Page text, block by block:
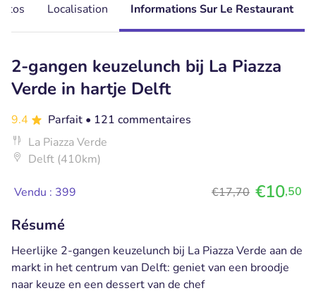
Localisation Informations Sur Le Restaurant
2-gangen keuzelunch bij La Piazza
Verde in hartje Delft
9.4 Parfait • 121 commentaires
La Piazza Verde
Delft (410km)
Vendu : 399 €17,70 €10,50
Résumé
Heerlijke 2-gangen keuzelunch bij La Piazza Verde aan de
markt in het centrum van Delft: geniet van een broodje
naar keuze en een dessert van de chef